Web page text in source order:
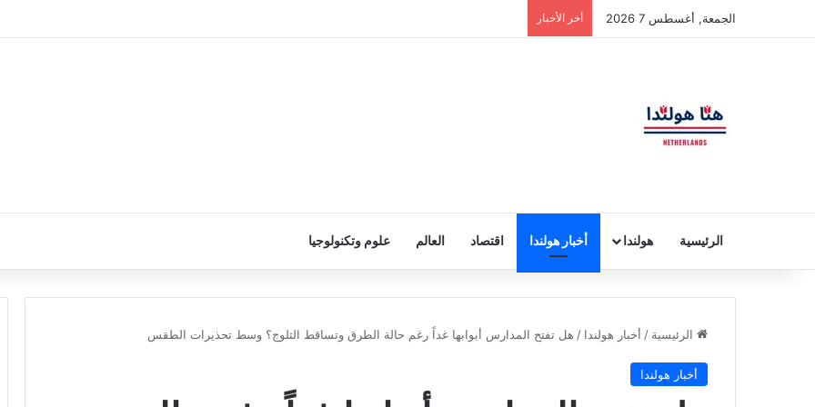
الجمعة, أغسطس 7 2026 أخر الأخبار
الرئيسية هولندا أخبار هولندا اقتصاد العالم علوم وتكنولوجيا
الرئيسية / أخبار هولندا / هل تفتح المدارس أبوابها غداً رغم حالة الطرق وتساقط الثلوج؟ وسط تحذيرات الطقس
أخبار هولندا